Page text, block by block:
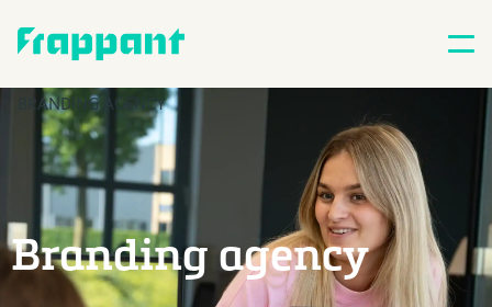
BRANDING AGENCY
Branding agency